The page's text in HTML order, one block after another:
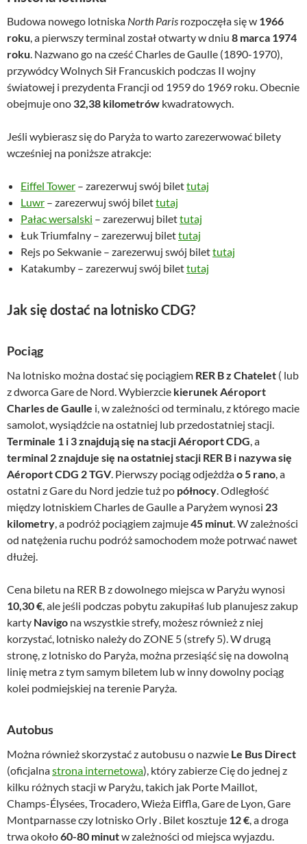
Budowa nowego lotniska North Paris rozpoczęła się w 1966
roku , a pierwszy terminal został otwarty w dniu 8 marca 1974
roku . Nazwano go na cześć Charles de Gaulle (1890-1970),
przywódcy Wolnych Sił Francuskich podczas II wojny
światowej i prezydenta Francji od 1959 do 1969 roku. Obecnie
obejmuje ono 32,38 kilometrów kwadratowych.
Jeśli wybierasz się do Paryża to warto zarezerwować bilety
wcześniej na poniższe atrakcje:
Eiffel Tower – zarezerwuj swój bilettutaj
Luwr – zarezerwuj swój bilettutaj
Pałac wersalski – zarezerwuj bilettutaj
Łuk Triumfalny – zarezerwuj bilettutaj
Rejs po Sekwanie – zarezerwuj swój bilettutaj
Katakumby – zarezerwuj swój bilettutaj
Jak się dostać na lotnisko CDG?
Pociąg
Na lotnisko można dostać się pociągiem RER B z Chatelet ( lub
z dworca Gare de Nord. Wybierzcie kierunek Aéroport
Charles de Gaulle i, w zależności od terminalu, z którego macie
samolot, wysiądźcie na ostatniej lub przedostatniej stacji.
Terminale 1 i 3 znajdują się na stacji Aéroport CDG , a
terminal 2 znajduje się na ostatniej stacji RER B i nazywa się
Aéroport CDG 2 TGV. Pierwszy pociąg odjeżdżao 5 rano , a
ostatni z Gare du Nord jedzie tuż po północy . Odległość
między lotniskiem Charles de Gaulle a Paryżem wynosi 23
kilometry , a podróż pociągiem zajmuje45 minut . W zależności
od natężenia ruchu podróż samochodem może potrwać nawet
dłużej.
Cena biletu na RER B z dowolnego miejsca w Paryżu wynosi
10,30 € , ale jeśli podczas pobytu zakupiłaś lub planujesz zakup
karty Navigo na wszystkie strefy, możesz również z niej
korzystać, lotnisko należy do ZONE 5 (strefy 5). W drugą
stronę, z lotnisko do Paryża, można przesiąść się na dowolną
linię metra z tym samym biletem lub w inny dowolny pociąg
kolei podmiejskiej na terenie Paryża.
Autobus
Można również skorzystać z autobusu o nazwie Le Bus Direct
(oficjalnastrona internetowa), który zabierze Cię do jednej z
kilku różnych stacji w Paryżu, takich jak Porte Maillot,
Champs-Élysées, Trocadero, Wieża Eiffla, Gare de Lyon, Gare
Montparnasse czy lotnisko Orly . Bilet kosztuje 12 € , a droga
trwa około60-80 minutw zależności od miejsca wyjazdu.